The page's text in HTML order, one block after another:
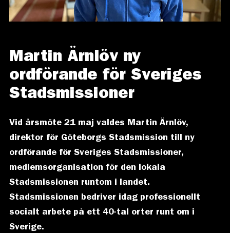
Martin Ärnlöv ny
ordförande för Sveriges
Stadsmissioner
Vid årsmöte 21 maj valdes Martin Ärnlöv,
direktor för Göteborgs Stadsmission till ny
ordförande för Sveriges Stadsmissioner,
medlemsorganisation för den lokala
Stadsmissionen runtom i landet.
Stadsmissionen bedriver idag professionellt
socialt arbete på ett 40-tal orter runt om i
Sverige.